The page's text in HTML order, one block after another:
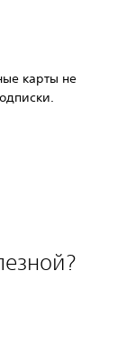
карты не